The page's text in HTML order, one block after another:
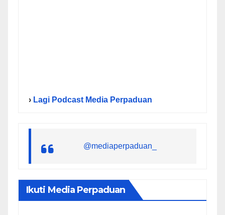
› Lagi Podcast Media Perpaduan
@mediaperpaduan_
Ikuti Media Perpaduan